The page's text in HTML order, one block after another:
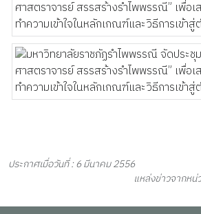
ประกาศเมื่อวันที่ : 6 มีนาคม 2556
แหล่งข่าวจากห